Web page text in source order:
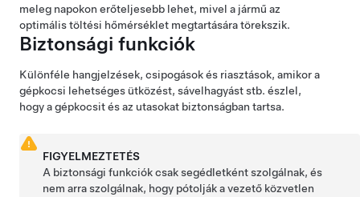
meleg napokon erőteljesebb lehet, mivel a jármű az
optimális töltési hőmérséklet megtartására törekszik.
Biztonsági funkciók
Különféle hangjelzések, csipogások és riasztások, amikor a
gépkocsi lehetséges ütközést, sávelhagyást stb. észlel,
hogy a gépkocsit és az utasokat biztonságban tartsa.
FIGYELMEZTETÉS
A biztonsági funkciók csak segédletként szolgálnak, és
nem arra szolgálnak, hogy pótolják a vezető közvetlen